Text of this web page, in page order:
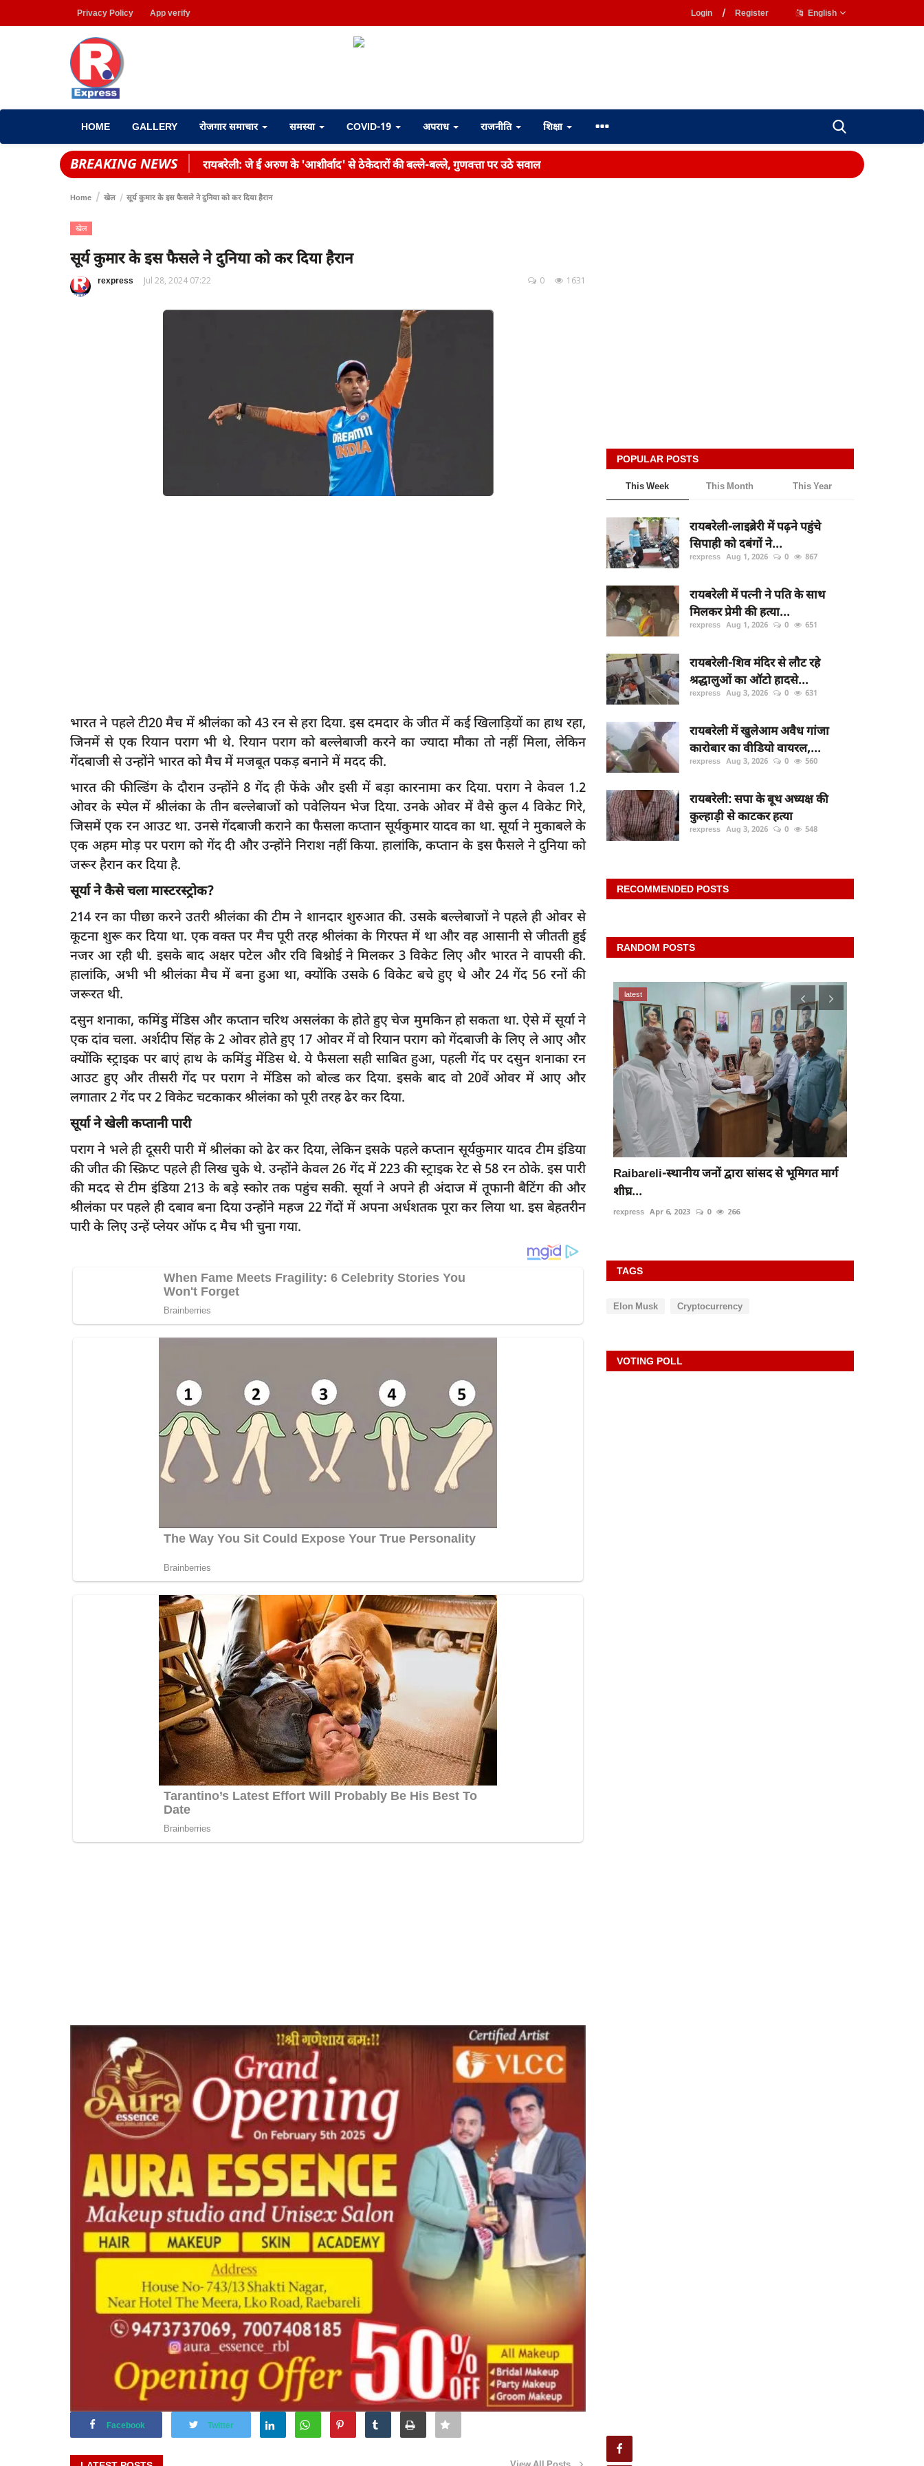
Privacy Policy App verify Login / Register English
HOME GALLERY रोजगार समाचार समस्या COVID-19 अपराध राजनीति शिक्षा
BREAKING NEWS रायबरेली: जे ई अरुण के 'आशीर्वाद' से ठेकेदारों की बल्ले-बल्ले, गुणवत्ता पर उठे सवाल
Home खेल सूर्य कुमार के इस फैसले ने दुनिया को कर दिया हैरान
खेल
सूर्य कुमार के इस फैसले ने दुनिया को कर दिया हैरान
rexpress Jul 28, 2024 07:22 1631
0
भारत ने पहले टी20 मैच में श्रीलंका को 43 रन से हरा दिया. इस दमदार के जीत में कई खिलाड़ियों का हाथ रहा,
जिनमें से एक रियान पराग भी थे. रियान पराग को बल्लेबाजी करने का ज्यादा मौका तो नहीं मिला, लेकिन
गेंदबाजी से उन्होंने भारत को मैच में मजबूत पकड़ बनाने में मदद की.
भारत की फील्डिंग के दौरान उन्होंने 8 गेंद ही फेंके और इसी में बड़ा कारनामा कर दिया. पराग ने केवल 1.2
ओवर के स्पेल में श्रीलंका के तीन बल्लेबाजों को पवेलियन भेज दिया. उनके ओवर में वैसे कुल 4 विकेट गिरे,
जिसमें एक रन आउट था. उनसे गेंदबाजी कराने का फैसला कप्तान सूर्यकुमार यादव का था. सूर्या ने मुकाबले के
एक अहम मोड़ पर पराग को गेंद दी और उन्होंने निराश नहीं किया. हालांकि, कप्तान के इस फैसले ने दुनिया को
जरूर हैरान कर दिया है.
सूर्या ने कैसे चला मास्टरस्ट्रोक?
214 रन का पीछा करने उतरी श्रीलंका की टीम ने शानदार शुरुआत की. उसके बल्लेबाजों ने पहले ही ओवर से
कूटना शुरू कर दिया था. एक वक्त पर मैच पूरी तरह श्रीलंका के गिरफ्त में था और वह आसानी से जीतती हुई
नजर आ रही थी. इसके बाद अक्षर पटेल और रवि बिश्नोई ने मिलकर 3 विकेट लिए और भारत ने वापसी की.
हालांकि, अभी भी श्रीलंका मैच में बना हुआ था, क्योंकि उसके 6 विकेट बचे हुए थे और 24 गेंद 56 रनों की
जरूरत थी.
दसुन शनाका, कमिंडु मेंडिस और कप्तान चरिथ असलंका के होते हुए चेज मुमकिन हो सकता था. ऐसे में सूर्या ने
एक दांव चला. अर्शदीप सिंह के 2 ओवर होते हुए 17 ओवर में वो रियान पराग को गेंदबाजी के लिए ले आए और
क्योंकि स्ट्राइक पर बाएं हाथ के कमिंडु मेंडिस थे. ये फैसला सही साबित हुआ, पहली गेंद पर दसुन शनाका रन
आउट हुए और तीसरी गेंद पर पराग ने मेंडिस को बोल्ड कर दिया. इसके बाद वो 20वें ओवर में आए और
लगातार 2 गेंद पर 2 विकेट चटकाकर श्रीलंका को पूरी तरह ढेर कर दिया.
सूर्या ने खेली कप्तानी पारी
पराग ने भले ही दूसरी पारी में श्रीलंका को ढेर कर दिया, लेकिन इसके पहले कप्तान सूर्यकुमार यादव टीम इंडिया
की जीत की स्क्रिप्ट पहले ही लिख चुके थे. उन्होंने केवल 26 गेंद में 223 की स्ट्राइक रेट से 58 रन ठोके. इस पारी
की मदद से टीम इंडिया 213 के बड़े स्कोर तक पहुंच सकी. सूर्या ने अपने ही अंदाज में तूफानी बैटिंग की और
श्रीलंका पर पहले ही दबाव बना दिया उन्होंने महज 22 गेंदों में अपना अर्धशतक पूरा कर लिया था. इस बेहतरीन
पारी के लिए उन्हें प्लेयर ऑफ द मैच भी चुना गया.
Facebook Twitter
POPULAR POSTS
This Week This Month This Year
रायबरेली-लाइब्रेरी में पढ़ने पहुंचे
सिपाही को दबंगों ने...
rexpress Aug 1, 2026 0 867
रायबरेली में पत्नी ने पति के साथ
मिलकर प्रेमी की हत्या...
rexpress Aug 1, 2026 0 651
रायबरेली-शिव मंदिर से लौट रहे
श्रद्धालुओं का ऑटो हादसे...
rexpress Aug 3, 2026 0 631
रायबरेली में खुलेआम अवैध गांजा
कारोबार का वीडियो वायरल,...
rexpress Aug 3, 2026 0 560
रायबरेली: सपा के बूथ अध्यक्ष की
कुल्हाड़ी से काटकर हत्या
rexpress Aug 3, 2026 0 548
RECOMMENDED POSTS
RANDOM POSTS
शॉर्ट सर्किटः आगे
डिसऑर्डर...
rexpress Oct 26, 2022 0 341
की टक्कर...
rexpress Jul 11, 2026 0 198
latest
Raibareli-स्थानीय जनों द्वारा सांसद से भूमिगत मार्ग
शीघ्र...
rexpress Apr 6, 2023 0 266
TAGS
Elon Musk Cryptocurrency
VOTING POLL